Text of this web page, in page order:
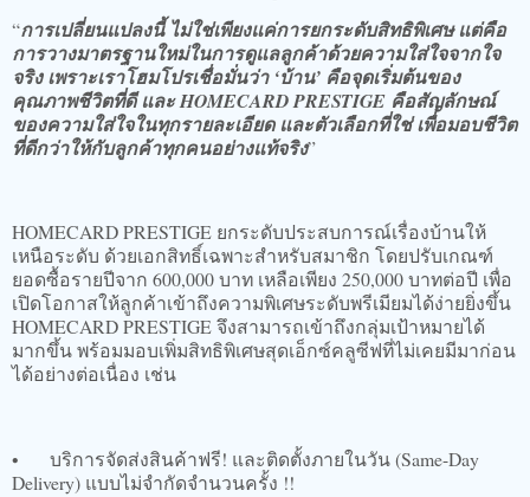
“การเปลี่ยนแปลงนี้ ไม่ใช่เพียงแค่การยกระดับสิทธิพิเศษ แต่คือ
การวางมาตรฐานใหม่ในการดูแลลูกค้าด้วยความใส่ใจจากใจ
จริง เพราะเราโฮมโปรเชื่อมั่นว่า ‘บ้าน’ คือจุดเริ่มต้นของ
คุณภาพชีวิตที่ดี และ HOMECARD PRESTIGE คือสัญลักษณ์
ของความใส่ใจในทุกรายละเอียด และตัวเลือกที่ใช่ เพื่อมอบชีวิต
ที่ดีกว่าให้กับลูกค้าทุกคนอย่างแท้จริง”
HOMECARD PRESTIGE ยกระดับประสบการณ์เรื่องบ้านให้
เหนือระดับ ด้วยเอกสิทธิ์เฉพาะสำหรับสมาชิก โดยปรับเกณฑ์
ยอดซื้อรายปีจาก 600,000 บาท เหลือเพียง 250,000 บาทต่อปี เพื่อ
เปิดโอกาสให้ลูกค้าเข้าถึงความพิเศษระดับพรีเมียมได้ง่ายยิ่งขึ้น
HOMECARD PRESTIGE จึงสามารถเข้าถึงกลุ่มเป้าหมายได้
มากขึ้น พร้อมมอบเพิ่มสิทธิพิเศษสุดเอ็กซ์คลูซีฟที่ไม่เคยมีมาก่อน
ได้อย่างต่อเนื่อง เช่น
•
บริการจัดส่งสินค้าฟรี! และติดตั้งภายในวัน (Same-Day
Delivery) แบบไม่จำกัดจำนวนครั้ง !!